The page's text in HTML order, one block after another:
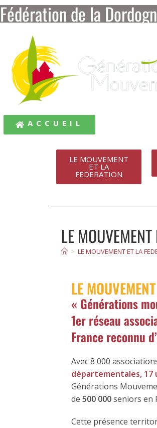
Fédération de la
ACCUEIL
LE MOUVEMENT
ET LA
FEDERATION
LE
> LE MOUVEMENT ET LA
LE MOUVEMENT
« Générations
1er réseau
France reconnu
Avec 8 000
départementales, 17
Générations
de 500 000seniors en
Cette présence